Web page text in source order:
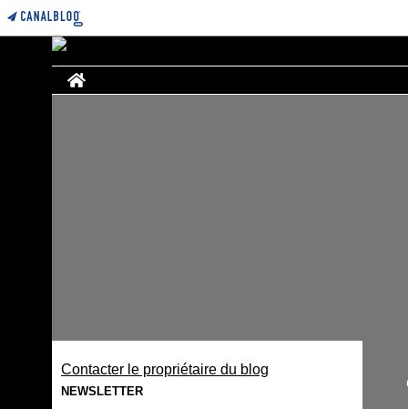
Home
Contacter le propriétaire du blog
NEWSLETTER